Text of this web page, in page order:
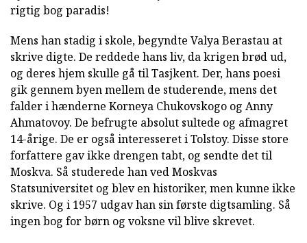
rigtig bog paradis!
Mens han stadig i skole, begyndte Valya Berastau at
skrive digte. De reddede hans liv, da krigen brød ud,
og deres hjem skulle gå til Tasjkent. Der, hans poesi
gik gennem byen mellem de studerende, mens det
falder i hænderne Korneya Chukovskogo og Anny
Ahmatovoy. De befrugte absolut sultede og afmagret
14-årige. De er også interesseret i Tolstoy. Disse store
forfattere gav ikke drengen tabt, og sendte det til
Moskva. Så studerede han ved Moskvas
Statsuniversitet og blev en historiker, men kunne ikke
skrive. Og i 1957 udgav han sin første digtsamling. Så
ingen bog for børn og voksne vil blive skrevet.